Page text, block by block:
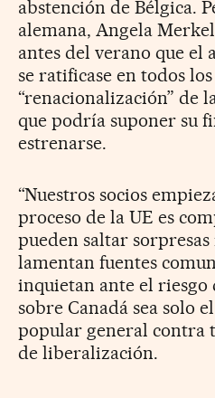
abstención de Bélgica.
alemana, Angela
antes del verano que el
se ratificase en todos
“renacionalización” de
que podría suponer su
estrenarse.
“Nuestros socios
proceso de la UE es
pueden saltar sorpresas
lamentan fuentes
inquietan ante el riesgo
sobre Canadá sea solo
popular general contra
de liberalización.